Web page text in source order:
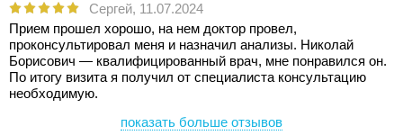
Сергей, 11.07.2024
Прием прошел хорошо, на нем доктор провел,
проконсультировал меня и назначил анализы. Николай
Борисович — квалифицированный врач, мне понравился он.
По итогу визита я получил от специалиста консультацию
необходимую.
показать больше отзывов